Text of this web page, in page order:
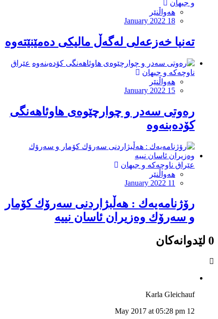
و جیهان
هەواڵنێر
January 2022 18
ته‌نیا خه‌زعه‌لى له‌گه‌ڵ مالیكى ده‌مێنێته‌وه‌
عێراق
ناوچەکە و جیهان
هەواڵنێر
January 2022 15
ره‌وتى سه‌در و چوارچێوه‌ى هاوئاهه‌نگى
كۆده‌بنه‌وه‌
عێراق ناوچەکە و جیهان
هەواڵنێر
January 2022 11
رۆژنامه‌یه‌ك : هه‌ڵبژاردنى سه‌رۆك كۆمار
و سه‌رۆك وه‌زیران ئاسان نییه‌
0 لێدوانەکان
Karla Gleichauf
12 May 2017 at 05:28 pm